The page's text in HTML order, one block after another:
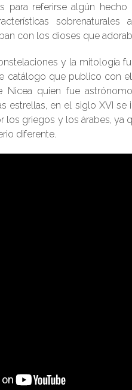
para referirse algún
con los dioses que
y la mitología
catálogo que publico con
Nicea quien fue
estrellas, en el siglo XVI
los griegos y los árabes, ya
diferente.